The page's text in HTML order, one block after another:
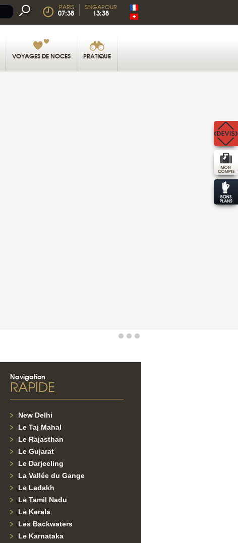
PARIS
07:38
SINGAPOUR
13:38
VOYAGES DE NOCES
PRATIQUE
Navigation
RAPIDE
New Delhi
Le Taj Mahal
Le Rajasthan
Le Gujarat
Le Darjeeling
La Vallée du Gange
Le Ladakh
Le Tamil Nadu
Le Kerala
Les Backwaters
Le Karnataka